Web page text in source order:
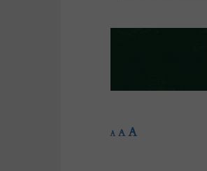
A A A